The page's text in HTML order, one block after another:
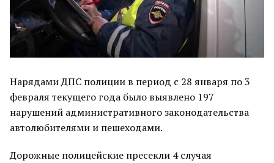
Нарядами ДПС полиции в период с 28 января по 3
февраля текущего года было выявлено 197
нарушений административного законодательства
автолюбителями и пешеходами.
Дорожные полицейские пресекли 4 случая